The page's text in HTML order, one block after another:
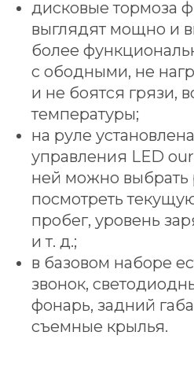
дисковые тормоза
выглядят мощно и
более
с ободными, не
и не боятся грязи,
температуры;
на руле
управления LЕD
ней можно выбрать
посмотреть
пробег, уровень
и т. д.;
в базовом наборе
звонок,
фонарь, задний
съемные крылья.
ПОДОБРАТЬ
И получите подарки
на сумму
КОНКРЕТНО ПОД
ВСЕГО ЗА 2